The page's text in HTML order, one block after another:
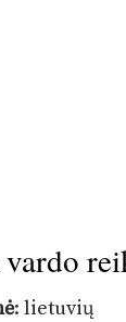
: lietuvių